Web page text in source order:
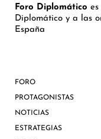
Foro Diplomático
Diplomático y a las
España
FORO
PROTAGONISTAS
NOTICIAS
ESTRATEGIAS